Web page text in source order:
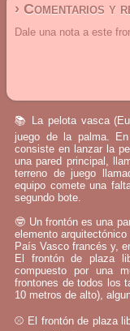
› Comentarios y
Dale una nota a este
📚 La pelota vasca
juego de la palma.
consiste en lanzar la
una pared principal,
terreno de juego
equipo comete una
segundo bote.
🤓 Un frontón es una
elemento
País Vasco francés y,
El frontón de plaza
compuesto por una
frontones de todos los
10 metros de alto),
⚾ El frontón de plaza